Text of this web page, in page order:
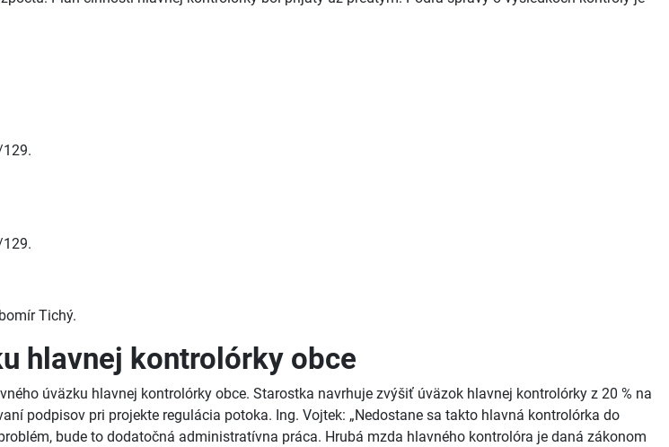
Tichý.
hlavnej kontrolórky obce
úväzku hlavnej kontrolórky obce. Starostka navrhuje zvýšiť úväzok hlavnej kontrolórky z 20 % na
podpisov pri projekte regulácia potoka. Ing. Vojtek: „Nedostane sa takto hlavná kontrolórka do
bude to dodatočná administratívna práca. Hrubá mzda hlavného kontrolóra je daná zákonom